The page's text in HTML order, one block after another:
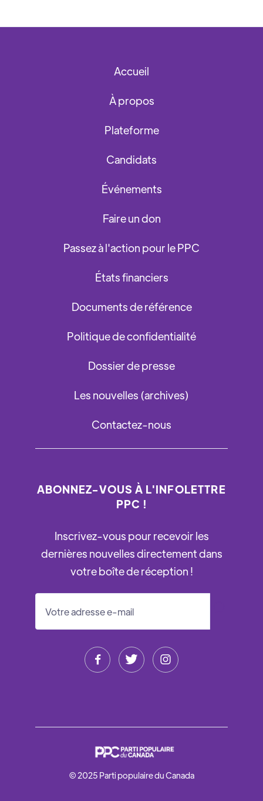
Accueil
À propos
Plateforme
Candidats
Événements
Faire un don
Passez à l'action pour le PPC
États financiers
Documents de référence
Politique de confidentialité
Dossier de presse
Les nouvelles (archives)
Contactez-nous
ABONNEZ-VOUS À L'INFOLETTRE
PPC !
Inscrivez-vous pour recevoir les
dernières nouvelles directement dans
votre boîte de réception !
  
© 2025 Parti populaire du Canada